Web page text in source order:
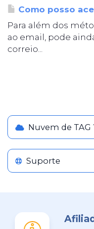
Como posso
Para além dos
ao email, pode
correio...
Nuvem de
Suporte